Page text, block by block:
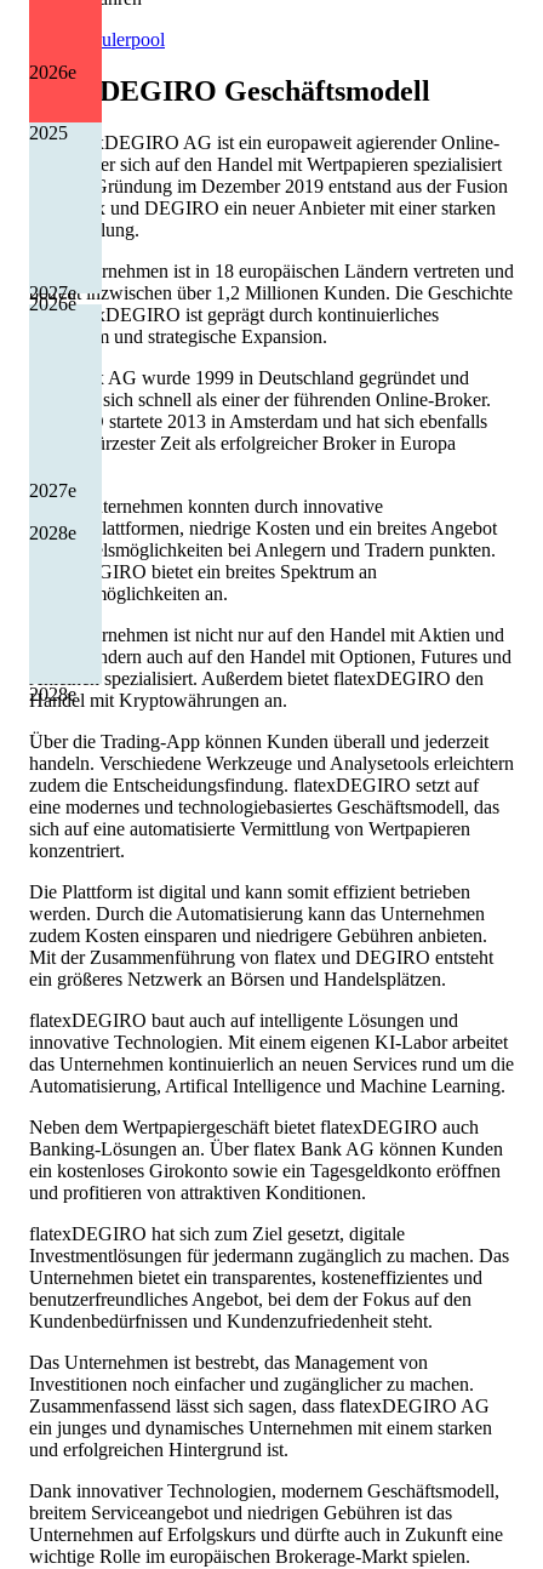
2026e
2027e
2028e
2025
2026e
2027e
2028e
Quelle: Eulerpool
flatexDEGIRO Geschäftsmodell
Die flatexDEGIRO AG ist ein europaweit agierender Online-
Broker, der sich auf den Handel mit Wertpapieren spezialisiert
hat. Mit Gründung im Dezember 2019 entstand aus der Fusion
von flatex und DEGIRO ein neuer Anbieter mit einer starken
Marktstellung.
Das Unternehmen ist in 18 europäischen Ländern vertreten und
betreut inzwischen über 1,2 Millionen Kunden. Die Geschichte
von flatexDEGIRO ist geprägt durch kontinuierliches
Wachstum und strategische Expansion.
Die flatex AG wurde 1999 in Deutschland gegründet und
etablierte sich schnell als einer der führenden Online-Broker.
DEGIRO startete 2013 in Amsterdam und hat sich ebenfalls
binnen kürzester Zeit als erfolgreicher Broker in Europa
Beide Unternehmen konnten durch innovative
Handelsplattformen, niedrige Kosten und ein breites Angebot
an Handelsmöglichkeiten bei Anlegern und Tradern punkten.
flatexDEGIRO bietet ein breites Spektrum an
Handelsmöglichkeiten an.
Das Unternehmen ist nicht nur auf den Handel mit Aktien und
ETFs, sondern auch auf den Handel mit Optionen, Futures und
Anleihen spezialisiert. Außerdem bietet flatexDEGIRO den
Handel mit Kryptowährungen an.
Über die Trading-App können Kunden überall und jederzeit
handeln. Verschiedene Werkzeuge und Analysetools erleichtern
zudem die Entscheidungsfindung. flatexDEGIRO setzt auf
eine modernes und technologiebasiertes Geschäftsmodell, das
sich auf eine automatisierte Vermittlung von Wertpapieren
konzentriert.
Die Plattform ist digital und kann somit effizient betrieben
werden. Durch die Automatisierung kann das Unternehmen
zudem Kosten einsparen und niedrigere Gebühren anbieten.
Mit der Zusammenführung von flatex und DEGIRO entsteht
ein größeres Netzwerk an Börsen und Handelsplätzen.
flatexDEGIRO baut auch auf intelligente Lösungen und
innovative Technologien. Mit einem eigenen KI-Labor arbeitet
das Unternehmen kontinuierlich an neuen Services rund um die
Automatisierung, Artifical Intelligence und Machine Learning.
Neben dem Wertpapiergeschäft bietet flatexDEGIRO auch
Banking-Lösungen an. Über flatex Bank AG können Kunden
ein kostenloses Girokonto sowie ein Tagesgeldkonto eröffnen
und profitieren von attraktiven Konditionen.
flatexDEGIRO hat sich zum Ziel gesetzt, digitale
Investmentlösungen für jedermann zugänglich zu machen. Das
Unternehmen bietet ein transparentes, kosteneffizientes und
benutzerfreundliches Angebot, bei dem der Fokus auf den
Kundenbedürfnissen und Kundenzufriedenheit steht.
Das Unternehmen ist bestrebt, das Management von
Investitionen noch einfacher und zugänglicher zu machen.
Zusammenfassend lässt sich sagen, dass flatexDEGIRO AG
ein junges und dynamisches Unternehmen mit einem starken
und erfolgreichen Hintergrund ist.
Dank innovativer Technologien, modernem Geschäftsmodell,
breitem Serviceangebot und niedrigen Gebühren ist das
Unternehmen auf Erfolgskurs und dürfte auch in Zukunft eine
wichtige Rolle im europäischen Brokerage-Markt spielen.